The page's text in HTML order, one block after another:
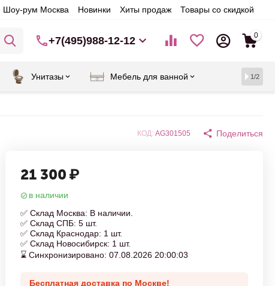
Шоу-рум Москва Новинки Хиты продаж Товары со скидкой
+7(495)988-12-12 0
Унитазы Мебель для ванной 1/2
КОД: AG301505 Поделиться
21 300 ₽
в наличии
✅ Склад Москва: В наличии.
✅ Склад СПБ: 5 шт.
✅ Склад Краснодар: 1 шт.
✅ Склад Новосибирск: 1 шт.
⌛ Синхронизировано: 07.08.2026 20:00:03
Бесплатная доставка по Москве!